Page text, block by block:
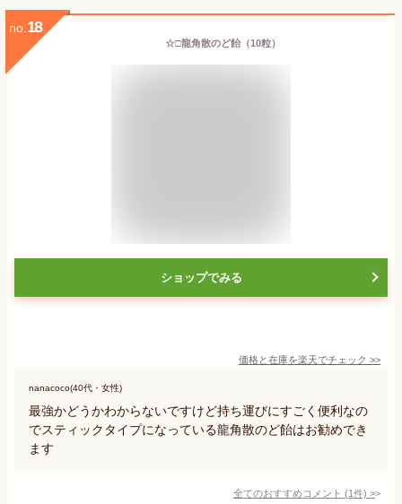
no. 18
☆□龍角散のど飴（10粒）
ショップでみる
価格と在庫を楽天でチェック >>
nanacoco(40代・女性)
最強かどうかわからないですけど持ち運びにすごく便利なの
でスティックタイプになっている龍角散のど飴はお勧めでき
ます
全てのおすすめコメント (1件) >